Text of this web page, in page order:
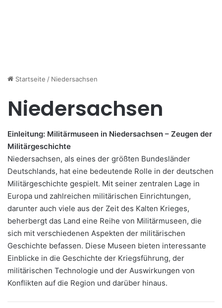
Startseite / Niedersachsen
Niedersachsen
Einleitung: Militärmuseen in Niedersachsen – Zeugen der
Militärgeschichte
Niedersachsen, als eines der größten Bundesländer
Deutschlands, hat eine bedeutende Rolle in der deutschen
Militärgeschichte gespielt. Mit seiner zentralen Lage in
Europa und zahlreichen militärischen Einrichtungen,
darunter auch viele aus der Zeit des Kalten Krieges,
beherbergt das Land eine Reihe von Militärmuseen, die
sich mit verschiedenen Aspekten der militärischen
Geschichte befassen. Diese Museen bieten interessante
Einblicke in die Geschichte der Kriegsführung, der
militärischen Technologie und der Auswirkungen von
Konflikten auf die Region und darüber hinaus.